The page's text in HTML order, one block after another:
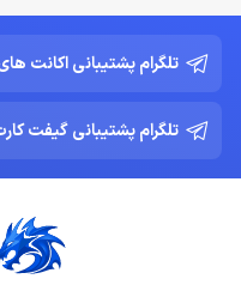
تلگرام پشتیبانی اکانت
تلگرام پشتیبانی گیفت